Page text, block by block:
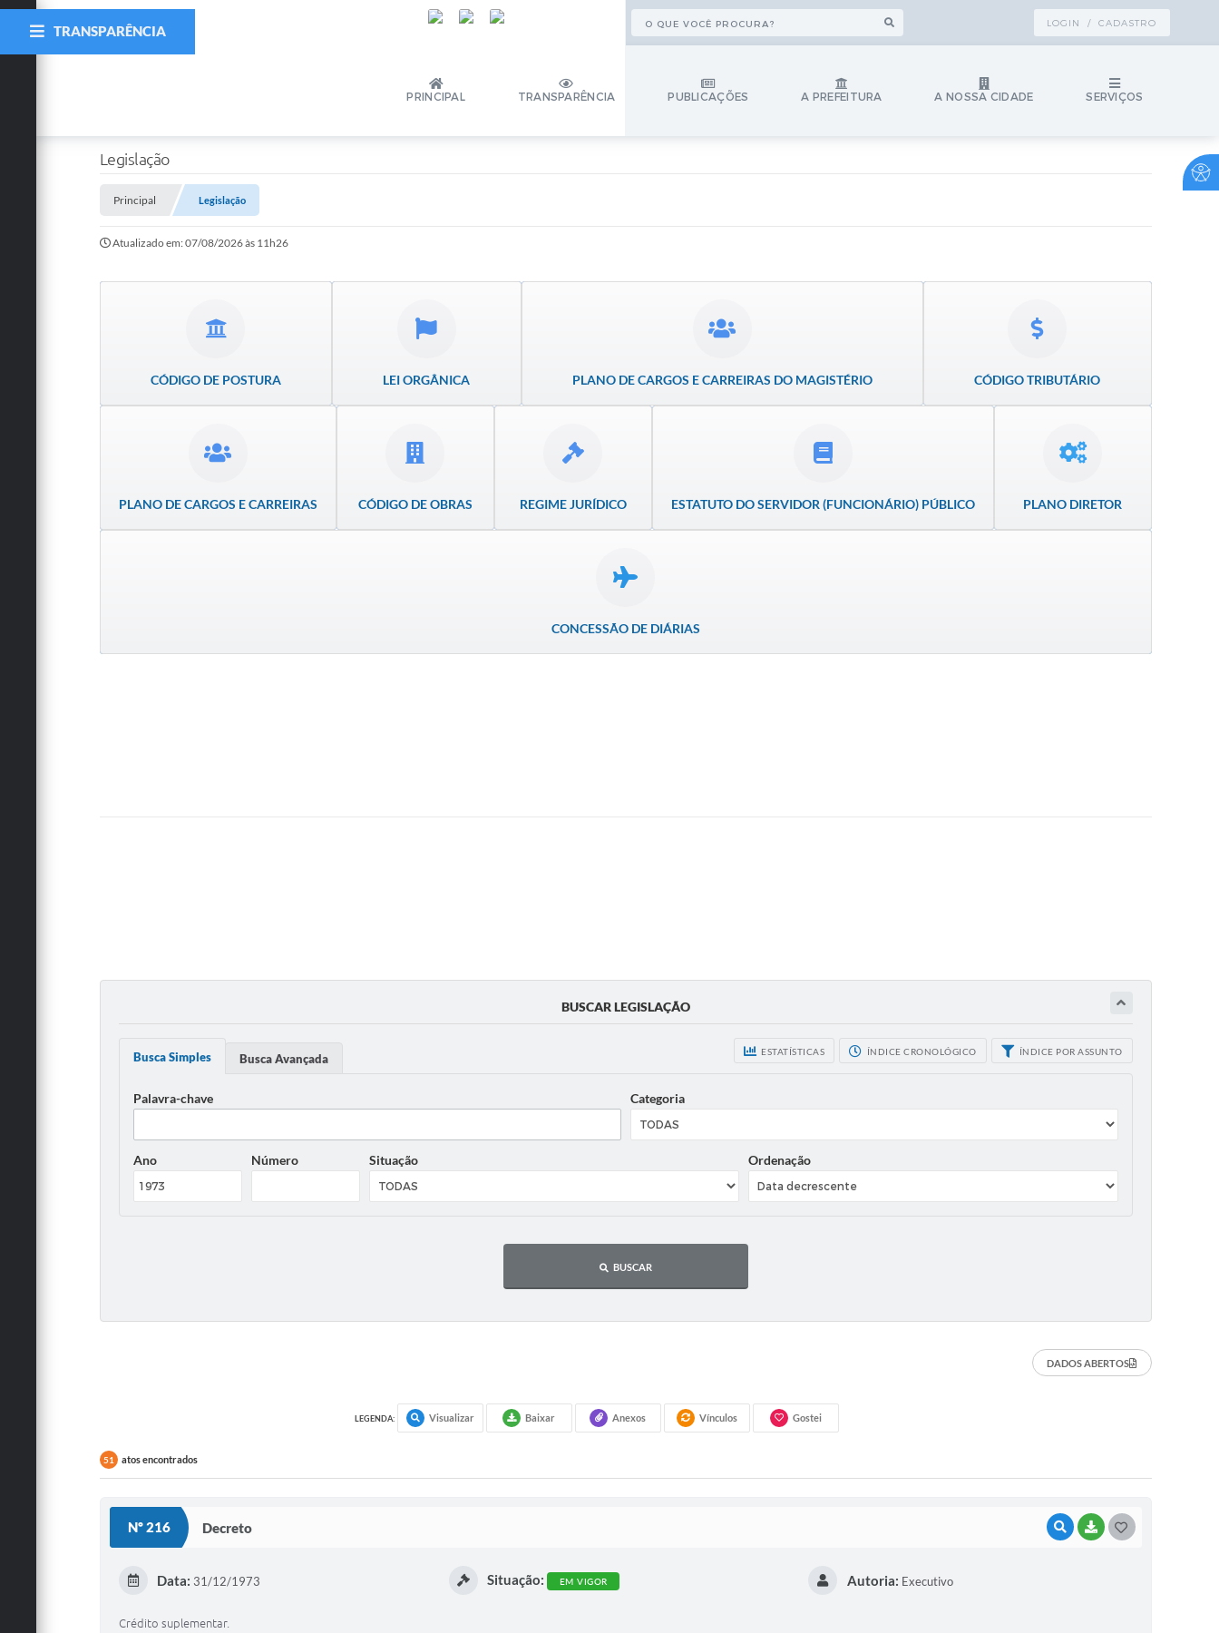
LOGIN / CADASTRO
PRINCIPAL TRANSPARÊNCIA PUBLICAÇÕES A PREFEITURA A NOSSA CIDADE SERVIÇOS
TRANSPARÊNCIA
Legislação
Principal Legislação
Atualizado em: 07/08/2026 às 11h26
CÓDIGO DE POSTURA LEI ORGÂNICA PLANO DE CARGOS E CARREIRAS DO MAGISTÉRIO CÓDIGO TRIBUTÁRIO
PLANO DE CARGOS E CARREIRAS CÓDIGO DE OBRAS REGIME JURÍDICO ESTATUTO DO SERVIDOR (FUNCIONÁRIO) PÚBLICO PLANO DIRETOR
CONCESSÃO DE DIÁRIAS
BUSCAR LEGISLAÇÃO
ESTATÍSTICAS ÍNDICE CRONOLÓGICO ÍNDICE POR ASSUNTO
Busca Simples Busca Avançada
Palavra-chave Categoria
Ano Número Situação Ordenação
BUSCAR
DADOS ABERTOS
LEGENDA: Visualizar Baixar Anexos Vínculos Gostei
51 atos encontrados
Nº 216 Decreto VISUALIZAR
BAIXARG
Data: 31/12/1973 Situação: EM VIGOR Autoria: Executivo
Crédito suplementar.